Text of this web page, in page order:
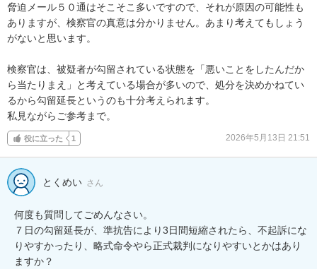
脅迫メール５０通はそこそこ多いですので、それが原因の可能性も
ありますが、検察官の真意は分かりません。あまり考えてもしょう
がないと思います。
検察官は、被疑者が勾留されている状態を「悪いことをしたんだか
ら当たりまえ」と考えている場合が多いので、処分を決めかねてい
るから勾留延長というのも十分考えられます。
私見ながらご参考まで。
役に立った 1 2026年5月13日 21:51
とくめい さん
何度も質問してごめんなさい。
７日の勾留延長が、準抗告により3日間短縮されたら、不起訴にな
りやすかったり、略式命令やら正式裁判になりやすいとかはあり
ますか？